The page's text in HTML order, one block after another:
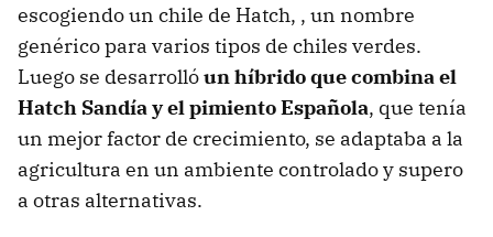
escogiendo un chile de Hatch, , un nombre
genérico para varios tipos de chiles verdes.
Luego se desarrollóun híbrido que combina el
Hatch Sandía y el pimiento Española, que tenía
un mejor factor de crecimiento, se adaptaba a la
agricultura en un ambiente controlado y supero
a otras alternativas.